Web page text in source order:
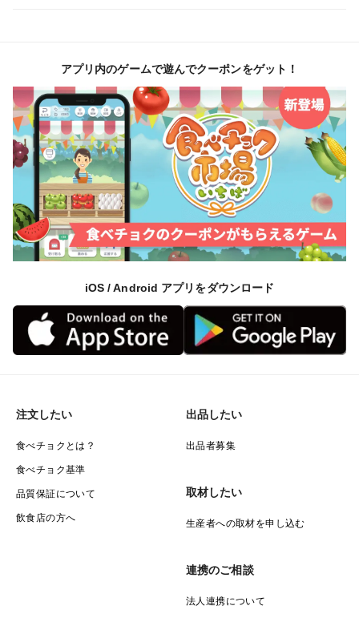
アプリ内のゲームで遊んでクーポンをゲット！
iOS / Android アプリをダウンロード
注文したい
食べチョクとは？
食べチョク基準
品質保証について
飲食店の方へ
出品したい
出品者募集
取材したい
生産者への取材を申し込む
連携のご相談
法人連携について